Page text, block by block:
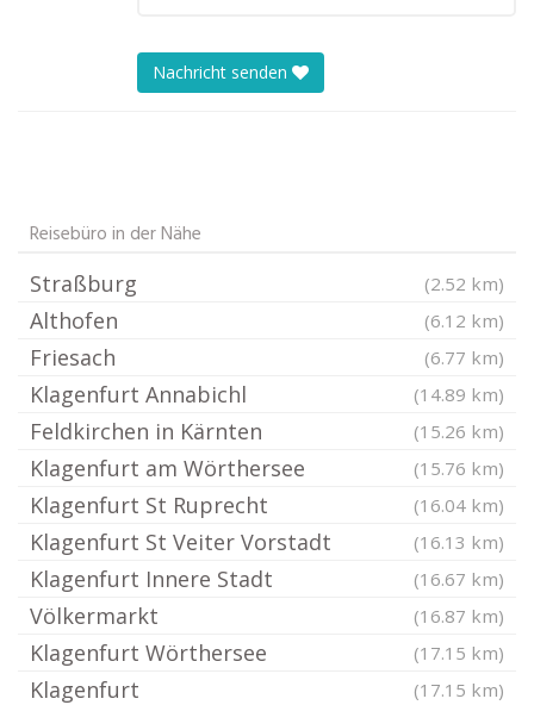
Nachricht senden
Reisebüro in der Nähe
Straßburg (2.52 km)
Althofen (6.12 km)
Friesach (6.77 km)
Klagenfurt Annabichl (14.89 km)
Feldkirchen in Kärnten (15.26 km)
Klagenfurt am Wörthersee (15.76 km)
Klagenfurt St Ruprecht (16.04 km)
Klagenfurt St Veiter Vorstadt (16.13 km)
Klagenfurt Innere Stadt (16.67 km)
Völkermarkt (16.87 km)
Klagenfurt Wörthersee (17.15 km)
Klagenfurt (17.15 km)